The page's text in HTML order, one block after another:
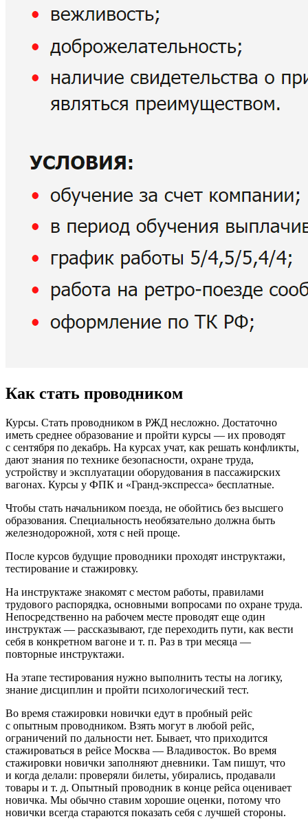
Как стать проводником
Курсы. Стать проводником в РЖД несложно. Достаточно
иметь среднее образование и пройти курсы — их проводят
с сентября по декабрь. На курсах учат, как решать конфликты,
дают знания по технике безопасности, охране труда,
устройству и эксплуатации оборудования в пассажирских
вагонах. Курсы у ФПК и «Гранд-экспресса» бесплатные.
Чтобы стать начальником поезда, не обойтись без высшего
образования. Специальность необязательно должна быть
железнодорожной, хотя с ней проще.
После курсов будущие проводники проходят инструктажи,
тестирование и стажировку.
На инструктаже знакомят с местом работы, правилами
трудового распорядка, основными вопросами по охране труда.
Непосредственно на рабочем месте проводят еще один
инструктаж — рассказывают, где переходить пути, как вести
себя в конкретном вагоне и т. п. Раз в три месяца —
повторные инструктажи.
На этапе тестирования нужно выполнить тесты на логику,
знание дисциплин и пройти психологический тест.
Во время стажировки новички едут в пробный рейс
с опытным проводником. Взять могут в любой рейс,
ограничений по дальности нет. Бывает, что приходится
стажироваться в рейсе Москва — Владивосток. Во время
стажировки новички заполняют дневники. Там пишут, что
и когда делали: проверяли билеты, убирались, продавали
товары и т. д. Опытный проводник в конце рейса оценивает
новичка. Мы обычно ставим хорошие оценки, потому что
новички всегда стараются показать себя с лучшей стороны.